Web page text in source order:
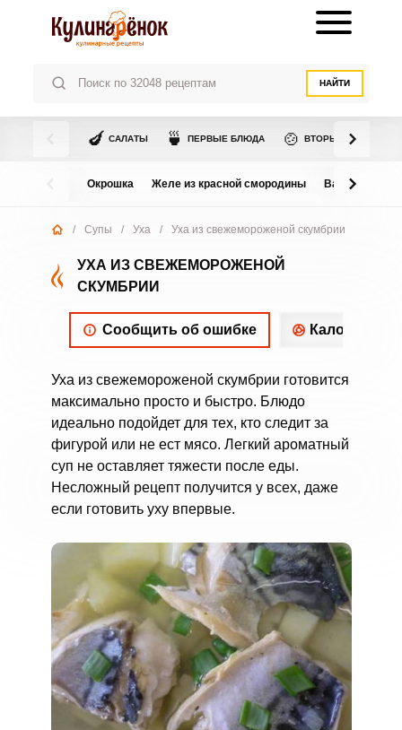
НАЙТИ
🍆 САЛАТЫ 🍵 ПЕРВЫЕ БЛЮДА 🍲 ВТОРЫЕ БЛЮДА
Окрошка Желе из красной смородины Варенье из
/ Супы / Уха / Уха из свежемороженой скумбрии
УХА ИЗ СВЕЖЕМОРОЖЕНОЙ
СКУМБРИИ
Сообщить об ошибке
Уха из свежемороженой скумбрии готовится
максимально просто и быстро. Блюдо
идеально подойдет для тех, кто следит за
фигурой или не ест мясо. Легкий ароматный
суп не оставляет тяжести после еды.
Несложный рецепт получится у всех, даже
если готовить уху впервые.